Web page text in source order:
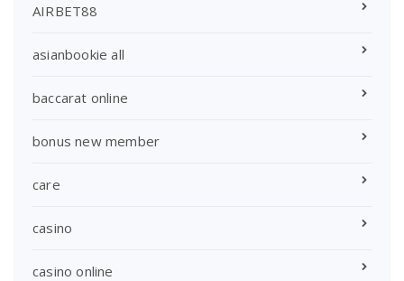
AIRBET88
asianbookie all
baccarat online
bonus new member
care
casino
casino online